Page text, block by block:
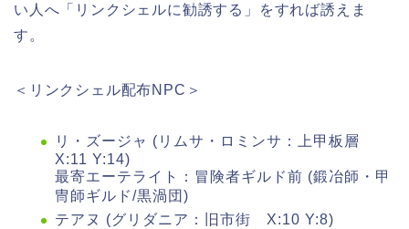
い人へ「リンクシェルに勧誘する」をすれば誘えま
す。
＜リンクシェル配布NPC＞
リ・ズージャ (リムサ・ロミンサ：上甲板層
X:11 Y:14)
最寄エーテライト：冒険者ギルド前 (鍛冶師・甲
冑師ギルド/黒渦団)
テアヌ (グリダニア：旧市街 X:10 Y:8)